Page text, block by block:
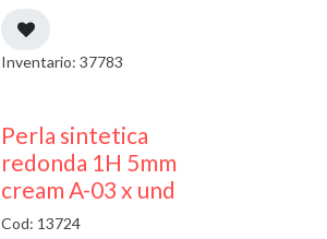
Inventario: 37783
Perla sintetica
redonda 1H 5mm
cream A-03 x und
Cod: 13724